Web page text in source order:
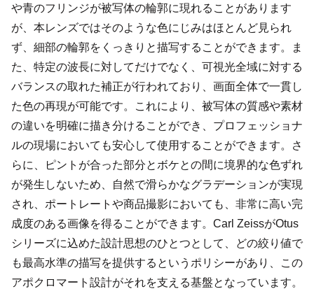
や青のフリンジが被写体の輪郭に現れることがあります
が、本レンズではそのような色にじみはほとんど見られ
ず、細部の輪郭をくっきりと描写することができます。ま
た、特定の波長に対してだけでなく、可視光全域に対する
バランスの取れた補正が行われており、画面全体で一貫し
た色の再現が可能です。これにより、被写体の質感や素材
の違いを明確に描き分けることができ、プロフェッショナ
ルの現場においても安心して使用することができます。さ
らに、ピントが合った部分とボケとの間に境界的な色ずれ
が発生しないため、自然で滑らかなグラデーションが実現
され、ポートレートや商品撮影においても、非常に高い完
成度のある画像を得ることができます。Carl ZeissがOtus
シリーズに込めた設計思想のひとつとして、どの絞り値で
も最高水準の描写を提供するというポリシーがあり、この
アポクロマート設計がそれを支える基盤となっています。